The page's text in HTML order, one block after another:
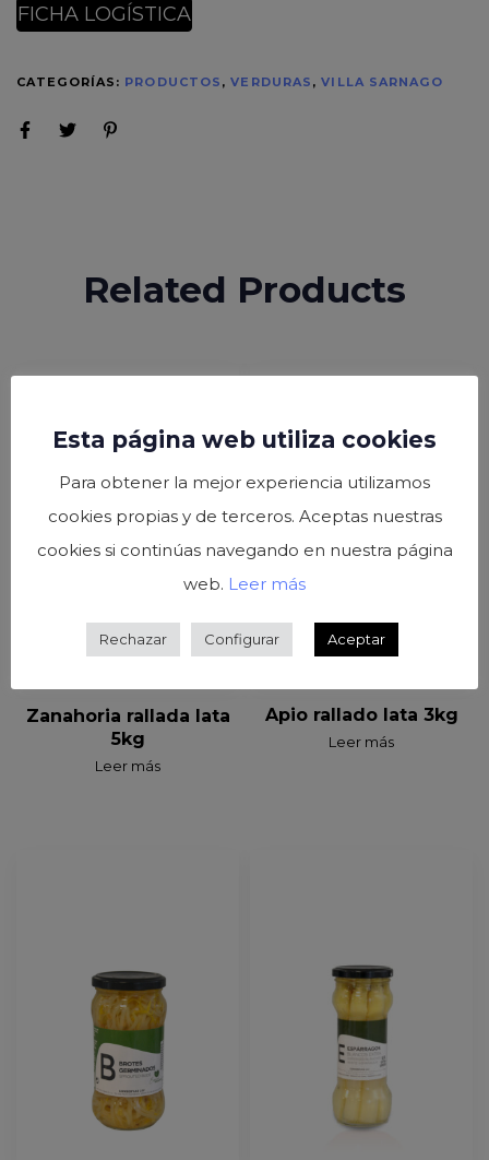
FICHA LOGÍSTICA
CATEGORÍAS: PRODUCTOS ,VERDURAS ,VILLA SARNAGO
Related Products
Zanahoria rallada lata
5kg
Leer más
Apio rallado lata 3kg
Leer más
Esta página web utiliza cookies
Para obtener la mejor experiencia utilizamos
cookies propias y de terceros. Aceptas nuestras
cookies si continúas navegando en nuestra página
web. Leer más
Rechazar Configurar Aceptar